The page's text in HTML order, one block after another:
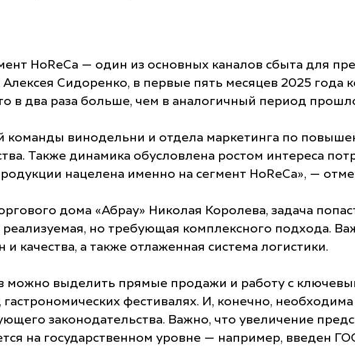
HoReCa — один из основных каналов сбыта для
Сидоренко, в первые пять месяцев 2025 года
в два раза больше, чем в аналогичный период
команды винодельни и отдела маркетинга по
Также динамика обусловлена ростом интереса
нацелена именно на сегмент HoReCa», —
дома «Абрау» Николая Королева, задача
но требующая комплексного подхода.
качества, а также отлаженная система логистики.
можно выделить прямые продажи и работу с
фестивалях. И, конечно,
законодательства. Важно, что увеличение
на государственном уровне — например, введен